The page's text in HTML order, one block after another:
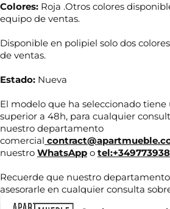
Colores: Roja .Otros colores
equipo de ventas.
Disponible en polipiel solo dos
de ventas.
Estado: Nueva
El modelo que ha seleccionado
superior a 48h, para cualquier
nuestro departamento
comercial
nuestro WhatsApp o
Recuerde que nuestro
asesorarle en cualquier consulta
adecuado para su proyecto tanto en
N
o
m
b
r
T
l
é
C